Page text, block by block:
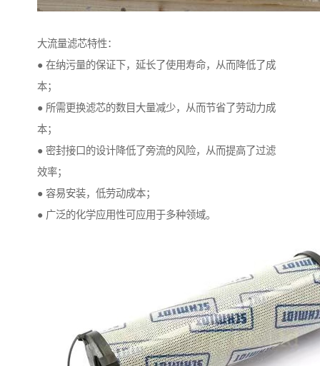
大流量滤芯特性：
● 在纳污量的保证下，延长了使用寿命，从而降低了成
本；
● 所需更换滤芯的数目大量减少，从而节省了劳动力成
本；
● 密封接口的设计降低了旁流的风险，从而提高了过滤
效率；
● 容易安装，低劳动成本；
● 广泛的化学应用性可应用于多种领域。